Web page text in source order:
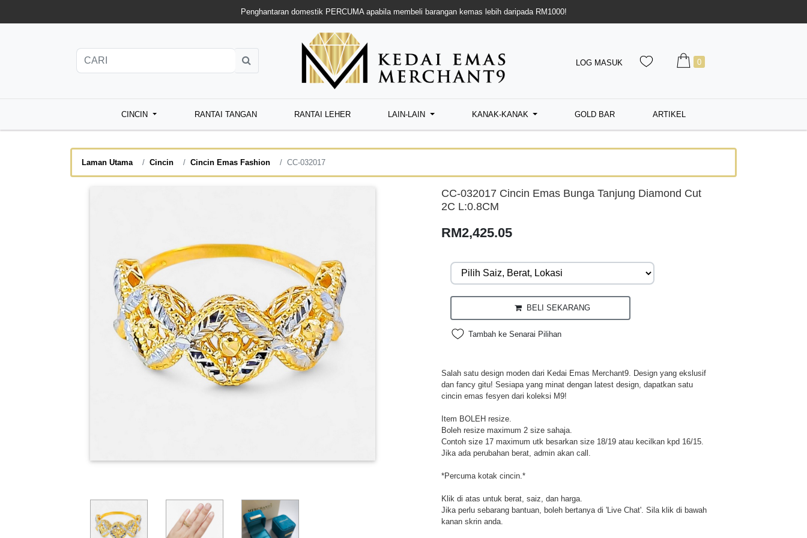
Penghantaran domestik PERCUMA apabila membeli barangan kemas lebih daripada RM1000!
LOG MASUK 0
CINCIN RANTAI TANGAN RANTAI LEHER LAIN-LAIN KANAK-KANAK GOLD BAR ARTIKEL
Laman Utama Cincin Cincin Emas Fashion CC-032017
CC-032017 Cincin Emas Bunga Tanjung Diamond Cut
2C L:0.8CM
RM2,425.05
BELI SEKARANG
Tambah ke Senarai Pilihan
Salah satu design moden dari Kedai Emas Merchant9. Design yang ekslusif
dan fancy gitu! Sesiapa yang minat dengan latest design, dapatkan satu
cincin emas fesyen dari koleksi M9!
Item BOLEH resize.
Boleh resize maximum 2 size sahaja.
Contoh size 17 maximum utk besarkan size 18/19 atau kecilkan kpd 16/15.
Jika ada perubahan berat, admin akan call.
*Percuma kotak cincin.*
Klik di atas untuk berat, saiz, dan harga.
Jika perlu sebarang bantuan, boleh bertanya di 'Live Chat'. Sila klik di bawah
kanan skrin anda.